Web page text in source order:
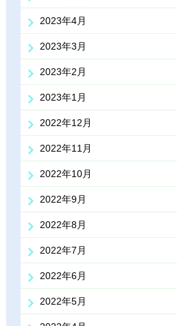
2023年4月
2023年3月
2023年2月
2023年1月
2022年12月
2022年11月
2022年10月
2022年9月
2022年8月
2022年7月
2022年6月
2022年5月